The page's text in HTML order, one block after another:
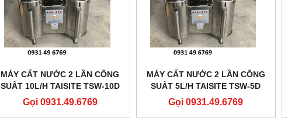
MÁY CẤT NƯỚC 2 LẦN CÔNG
SUẤT 10L/H TAISITE TSW-10D
Gọi 0931.49.6769
MÁY CẤT NƯỚC 2 LẦN CÔNG
SUẤT 5L/H TAISITE TSW-5D
Gọi 0931.49.6769